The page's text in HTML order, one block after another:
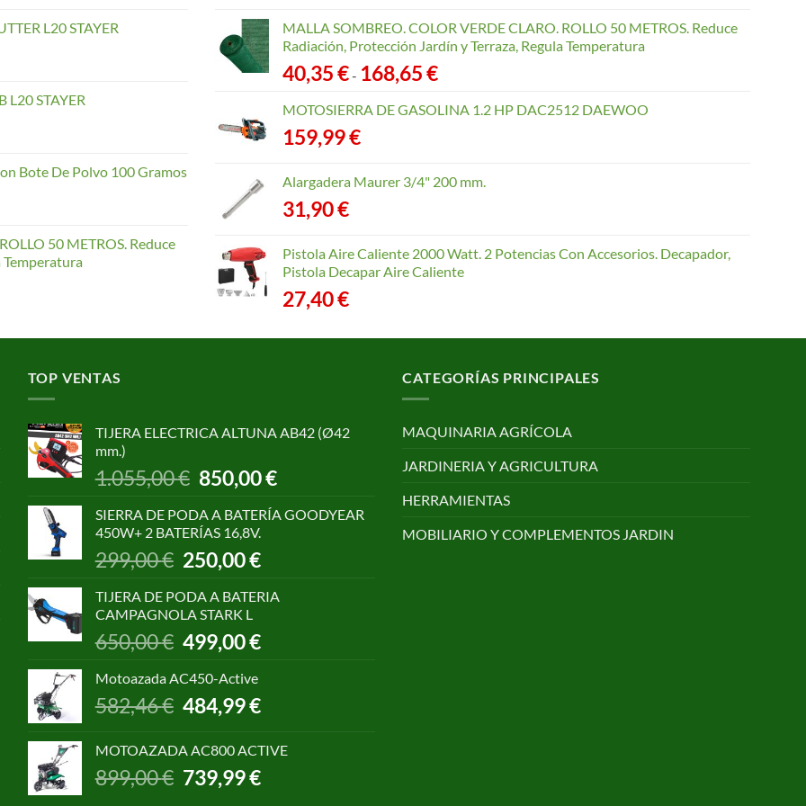
L20 STAYER
STAYER
Bote De Polvo 100 Gramos
50 METROS. Reduce
Temperatura
MALLA SOMBREO. COLOR VERDE CLARO. ROLLO 50 METROS. Reduce
Radiación, Protección Jardín y Terraza, Regula Temperatura
40,35€- 168,65€Rango
precios:
168,65 €
MOTOSIERRA DE GASOLINA 1.2 HP DAC2512 DAEWOO
159,99€
Alargadera Maurer 3/4" 200 mm.
31,90€
Pistola Aire Caliente 2000 Watt. 2 Potencias Con Accesorios. Decapador,
Pistola Decapar Aire Caliente
27,40€
TOP VENTAS
TIJERA ELECTRICA ALTUNA AB42 (Ø42
mm.)
1.055,00€ El
precio
original
era:
1.055,00 €.
850,00€El
actual
SIERRA DE PODA A BATERÍA GOODYEAR
450W+ 2 BATERÍAS 16,8V.
299,00€ El
precio
original
era:
299,00 €.
250,00€El
actual
250,00 €.
TIJERA DE PODA A BATERIA
CAMPAGNOLA STARK L
650,00€
El
precio
original
650,00 €.
499,00€El
499,00 €.
Motoazada AC450-Active
582,46€
El
precio
era:
582,46 €.
484,99€El
es:
484,99 €.
MOTOAZADA AC800 ACTIVE
899,00€ El
precio
739,99€El
CATEGORÍAS PRINCIPALES
MAQUINARIA AGRÍCOLA
JARDINERIA Y AGRICULTURA
HERRAMIENTAS
MOBILIARIO Y COMPLEMENTOS JARDIN